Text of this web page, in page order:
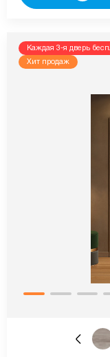
Каждая 3-я дверь
Хит продаж